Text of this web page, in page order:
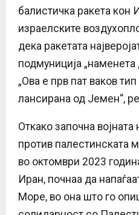
балистичка ракета кон
израелските
дека ракетата
подмуниција
„Ова е прв пат ваков
лансирана од Јемен“,
Откако започна
против палестинската
во октомври 2023
Иран, почнаа да
Море, во она што го